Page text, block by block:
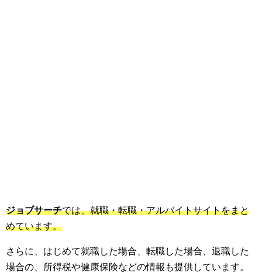
ジョブサーチでは、就職・転職・アルバイトサイトをまと
めています。
さらに、はじめて就職した場合、転職した場合、退職した
場合の、所得税や健康保険などの情報も提供しています。